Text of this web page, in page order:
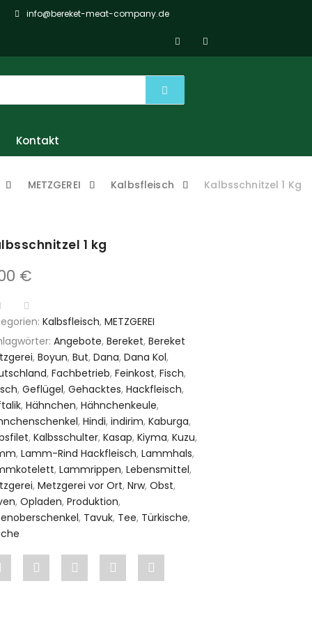
info@bereket-meat-company.de
Kontakt
METZGEREI Kalbsfleisch Kalbsschnitzel 1 Kg
1 kg
€
1 KG MENGE
Kalbsfleisch,METZGEREI
Angebote,Bereket,Bereket
,Boyun,But,Dana,Dana Kol,
,Fachbetrieb,Feinkost,Fisch,
,Geflügel,Gehacktes,Hackfleisch,
,Hähnchen,Hähnchenkeule,
,Hindi,indirim,Kaburga,
,Kalbsschulter,Kasap,Kiyma,Kuzu,
,Lamm-Rind Hackfleisch,Lammhals,
,Lammrippen,Lebensmittel,
,Metzgerei vor Ort,Nrw,Obst,
,Opladen,Produktion,
, Tavuk, Tee, Türkische,
Post
Share
Pin
Share